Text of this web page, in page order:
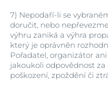
7) Nepodaří-li se
doručit, nebo
výhru zaniká a výhra
který je oprávněn
Pořadatel, organizátor
jakoukoli odpovědnost
poškození, zpoždění či